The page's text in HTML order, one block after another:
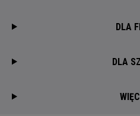
DLA
DLA